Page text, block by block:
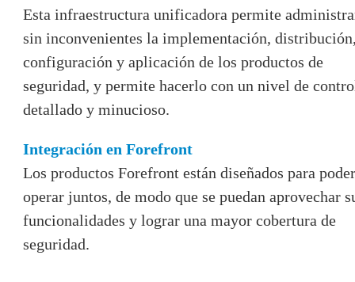
Esta infraestructura unificadora permite
sin inconvenientes la implementación,
configuración y aplicación de los productos de
seguridad, y permite hacerlo con un nivel de
detallado y minucioso.
Integración en Forefront
Los productos Forefront están diseñados para poder
operar juntos, de modo que se puedan aprovechar
funcionalidades y lograr una mayor cobertura de
seguridad.